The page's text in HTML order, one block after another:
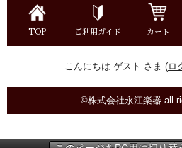
TOP ご利用ガイド カート
こんにちは ゲスト さま (ロ
©株式会社永江楽器 all